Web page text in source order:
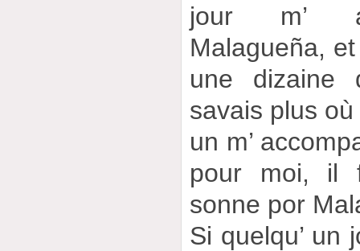
jour m’
Malagueña,
une dizaine
savais plus où
un m’
pour moi, il
sonne por
Si quelqu’ un